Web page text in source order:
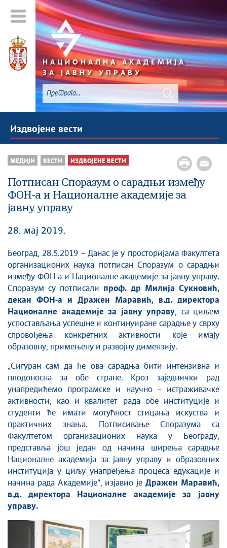
НАЦИОНАЛНА АКАДЕМИЈА
ЗА ЈАВНУ УПРАВУ
Издвојене вести
МЕДИЈИ ВЕСТИ ИЗДВОЈЕНЕ ВЕСТИ
Потписан Споразум о сарадњи између
ФОН-а и Националне академије за
јавну управу
28. мај 2019.
Београд, 28.5.2019 – Данас је у просторијама Факултета
организационих наука потписан Споразум о сарадњи
између ФОН-а и Националне академије за јавну управу.
Споразум су потписали проф. др Милија Сукновић,
декан ФОН-а и Дражен Маравић, в.д. директора
Националне академије за јавну управу , са циљем
успостављања успешне и континуиране сарадње у сврху
спровођења конкретних активности које имају
образовну, примењену и развојну димензију.
„Сигуран сам да ће ова сарадња бити интензивна и
плодоносна за обе стране. Кроз заједнички рад
унапредићемо програмске и научно – истраживачке
активности, као и квалитет рада обе институције и
студенти ће имати могућност стицања искуства и
практичних знања. Потписивање Споразума са
Факултетом организационих наука у Београду,
представља још један од начина ширења сарадње
Националне академија за јавну управу и образовних
институција у циљу унапређења процеса едукације и
начина рада Академије“, изјавио јеДражен Маравић,
в.д. директора Националне академије за јавну
управу.